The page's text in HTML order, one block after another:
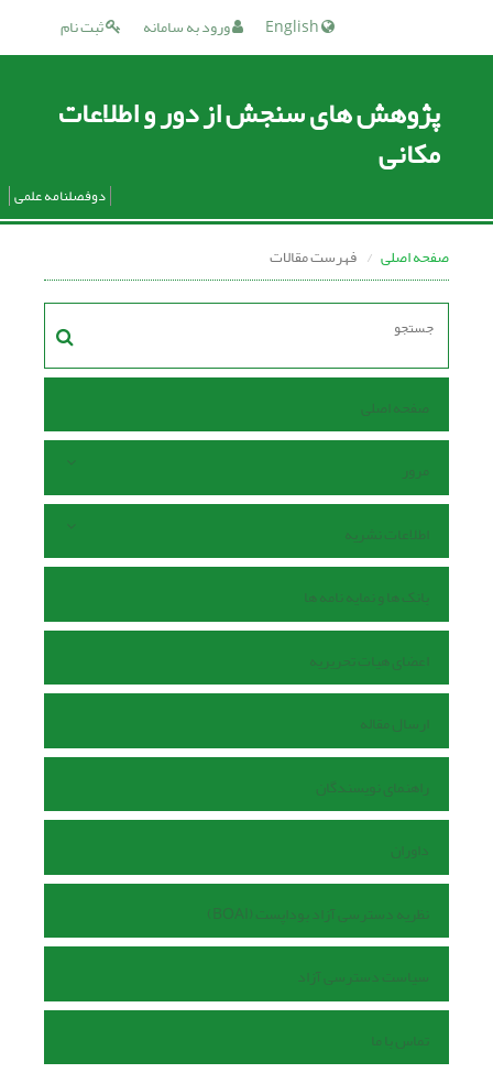
ثبت نام ورود به سامانه
پژوهش های سنجش از دور و اطلاعات
مکانی
دوفصلنامه علمی
صفحه اصلی فهرست مقالات
صفحه اصلی
مرور
اطلاعات نشریه
بانک ها و نمایه نامه ها
اعضای هیات تحریریه
ارسال مقاله
راهنمای نویسندگان
داوران
نظریه دسترسی آزاد بوداپست (BOAI)
سیاست دسترسی آزاد
تماس با ما